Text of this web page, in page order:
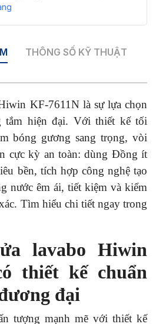
THÔNG SỐ KỸ THUẬT
KF-7611N là sự lựa chọn
tắm hiện đại. Với thiết kế tối
bóng gương sang trọng, vòi
cực kỳ an toàn: dùng Đồng ít
bền, tích hợp công nghệ tạo
nước êm ái, tiết kiệm và kiểm
Tìm hiểu chi tiết ngay trong
lavabo Hiwin
thiết kế chuẩn
đại
tượng mạnh mẽ với thiết kế